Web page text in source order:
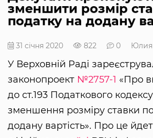
зменшити розмір
податку на додану
31 січня 2020 822 0
У Верховній Раді
законопроект №2757-1 «Про
до ст.193 Податкового
зменшення розміру ставки
додану вартість». Про це